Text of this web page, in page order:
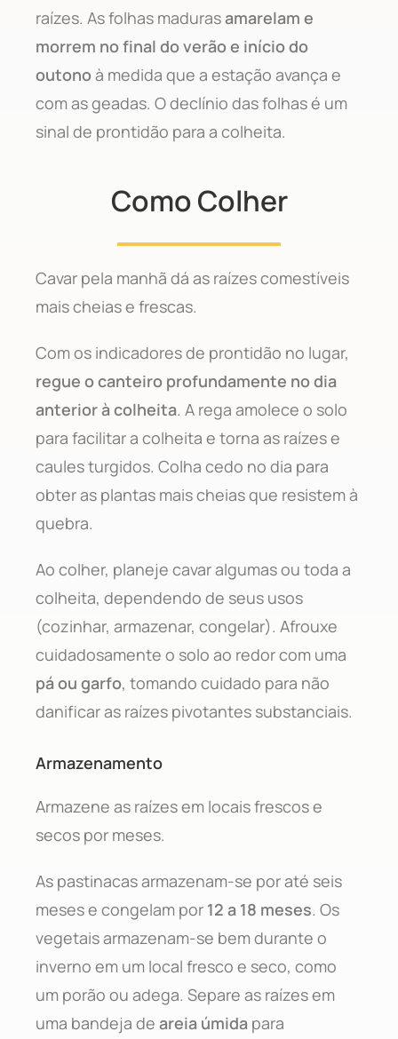
raízes. As folhas madurasamarelam e
morrem no final do verão e início do
outonoà medida que a estação avança e
com as geadas. O declínio das folhas é um
sinal de prontidão para a colheita.
Como Colher
Cavar pela manhã dá as raízes comestíveis
mais cheias e frescas.
Com os indicadores de prontidão no lugar,
regue o canteiro profundamente no dia
anterior à colheita. A rega amolece o solo
para facilitar a colheita e torna as raízes e
caules turgidos. Colha cedo no dia para
obter as plantas mais cheias que resistem à
quebra.
Ao colher, planeje cavar algumas ou toda a
colheita, dependendo de seus usos
(cozinhar, armazenar, congelar). Afrouxe
cuidadosamente o solo ao redor com uma
pá ou garfo, tomando cuidado para não
danificar as raízes pivotantes substanciais.
Armazenamento
Armazene as raízes em locais frescos e
secos por meses.
As pastinacas armazenam-se por até seis
meses e congelam por 12 a 18 meses. Os
vegetais armazenam-se bem durante o
inverno em um local fresco e seco, como
um porão ou adega. Separe as raízes em
uma bandeja de areia úmida para